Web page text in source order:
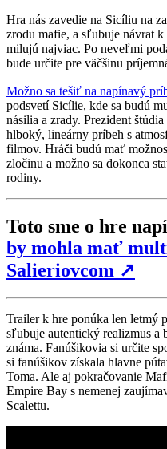
Hra nás zavedie na Sicíliu na
zrodu mafie, a sľubuje návrat
milujú najviac. Po neveľmi
bude určite pre väčšinu
Možno sa tešiť na napínavý
podsvetí Sicílie, kde sa budú
násilia a zrady. Prezident
hlboký, lineárny príbeh s
filmov. Hráči budú mať
zločinu a možno sa dokonca
rodiny.
Toto sme o hre
by mohla mať
Salieriovcom ↗
Trailer k hre ponúka len letmý
sľubuje autentický realizmus a
známa. Fanúšikovia si určite
si fanúšikov získala hlavne
Toma. Ale aj pokračovanie
Empire Bay s nemenej
Scalettu.